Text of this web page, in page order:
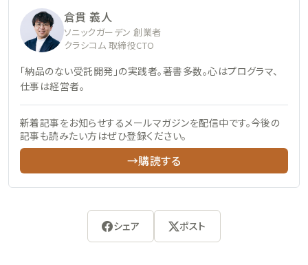
倉貫 義人
ソニックガーデン 創業者
クラシコム 取締役CTO
「納品のない受託開発」の実践者。著書多数。心はプログラマ、
仕事は経営者。
新着記事をお知らせするメールマガジンを配信中です。今後の
記事も読みたい方はぜひ登録ください。
→購読する
シェア ポスト